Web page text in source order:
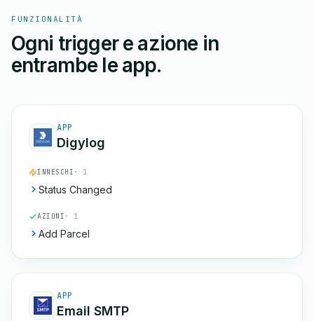
FUNZIONALITÀ
Ogni trigger e azione in
entrambe le app.
APP
Digylog
INNESCHI · 1
Status Changed
AZIONI · 1
Add Parcel
APP
Email SMTP